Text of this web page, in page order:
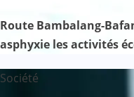
Route Bambalang-
asphyxie les activités
Société